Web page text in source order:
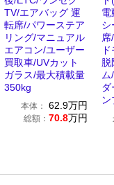
TV/エアバッグ 運
転席/パワーステア
リング/マニュアル
エアコン/ユーザー
買取車/UVカット
ガラス/最大積載量
350kg
本体： 62.9万円
総額： 70.8万円
電
シ
脱